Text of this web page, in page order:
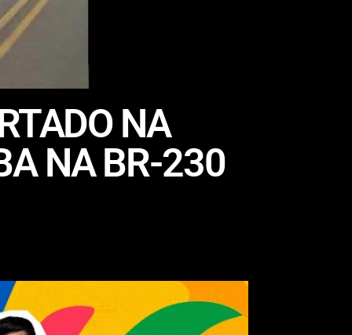
NA
NA BR-230